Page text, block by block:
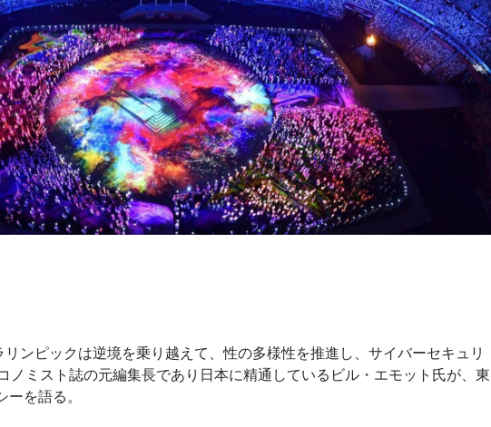
ンピックは逆境を乗り越えて、性の多様性を推進し、サイバーセキュリ
ノミスト誌の元編集長であり日本に精通しているビル・エモット氏が、東
を語る。